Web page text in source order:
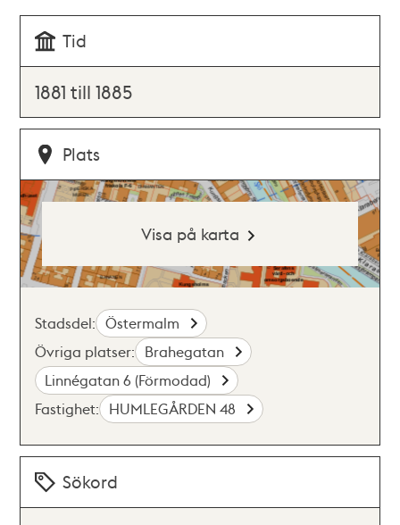
Tid
1881 till 1885
Plats
Visa på karta
Stadsdel: Östermalm
Övriga platser: Brahegatan
Linnégatan 6 (Förmodad)
Fastighet: HUMLEGÅRDEN 48
Sökord